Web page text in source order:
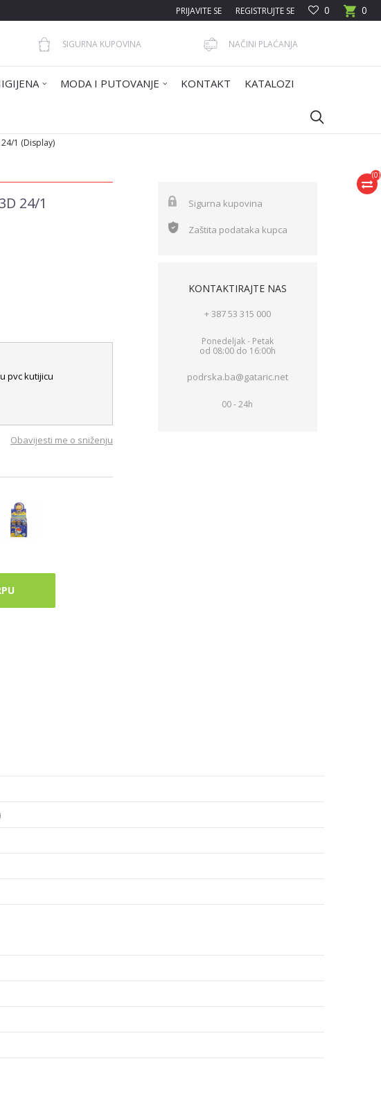
0
0
PRIJAVITE SE REGISTRUJTE SE
SIGURNA KUPOVINA NAČINI PLAĆANJA
MODA I PUTOVANJE KONTAKT KATALOZI
(0)
1 (Display)
24/1
pvc kutijicu
Obavijesti me o sniženju
Sigurna kupovina
Zaštita podataka kupca
KONTAKTIRAJTE NAS
+ 387 53 315 000
Ponedeljak - Petak
od 08:00 do 16:00h
podrska.ba@gataric.net
00 - 24h